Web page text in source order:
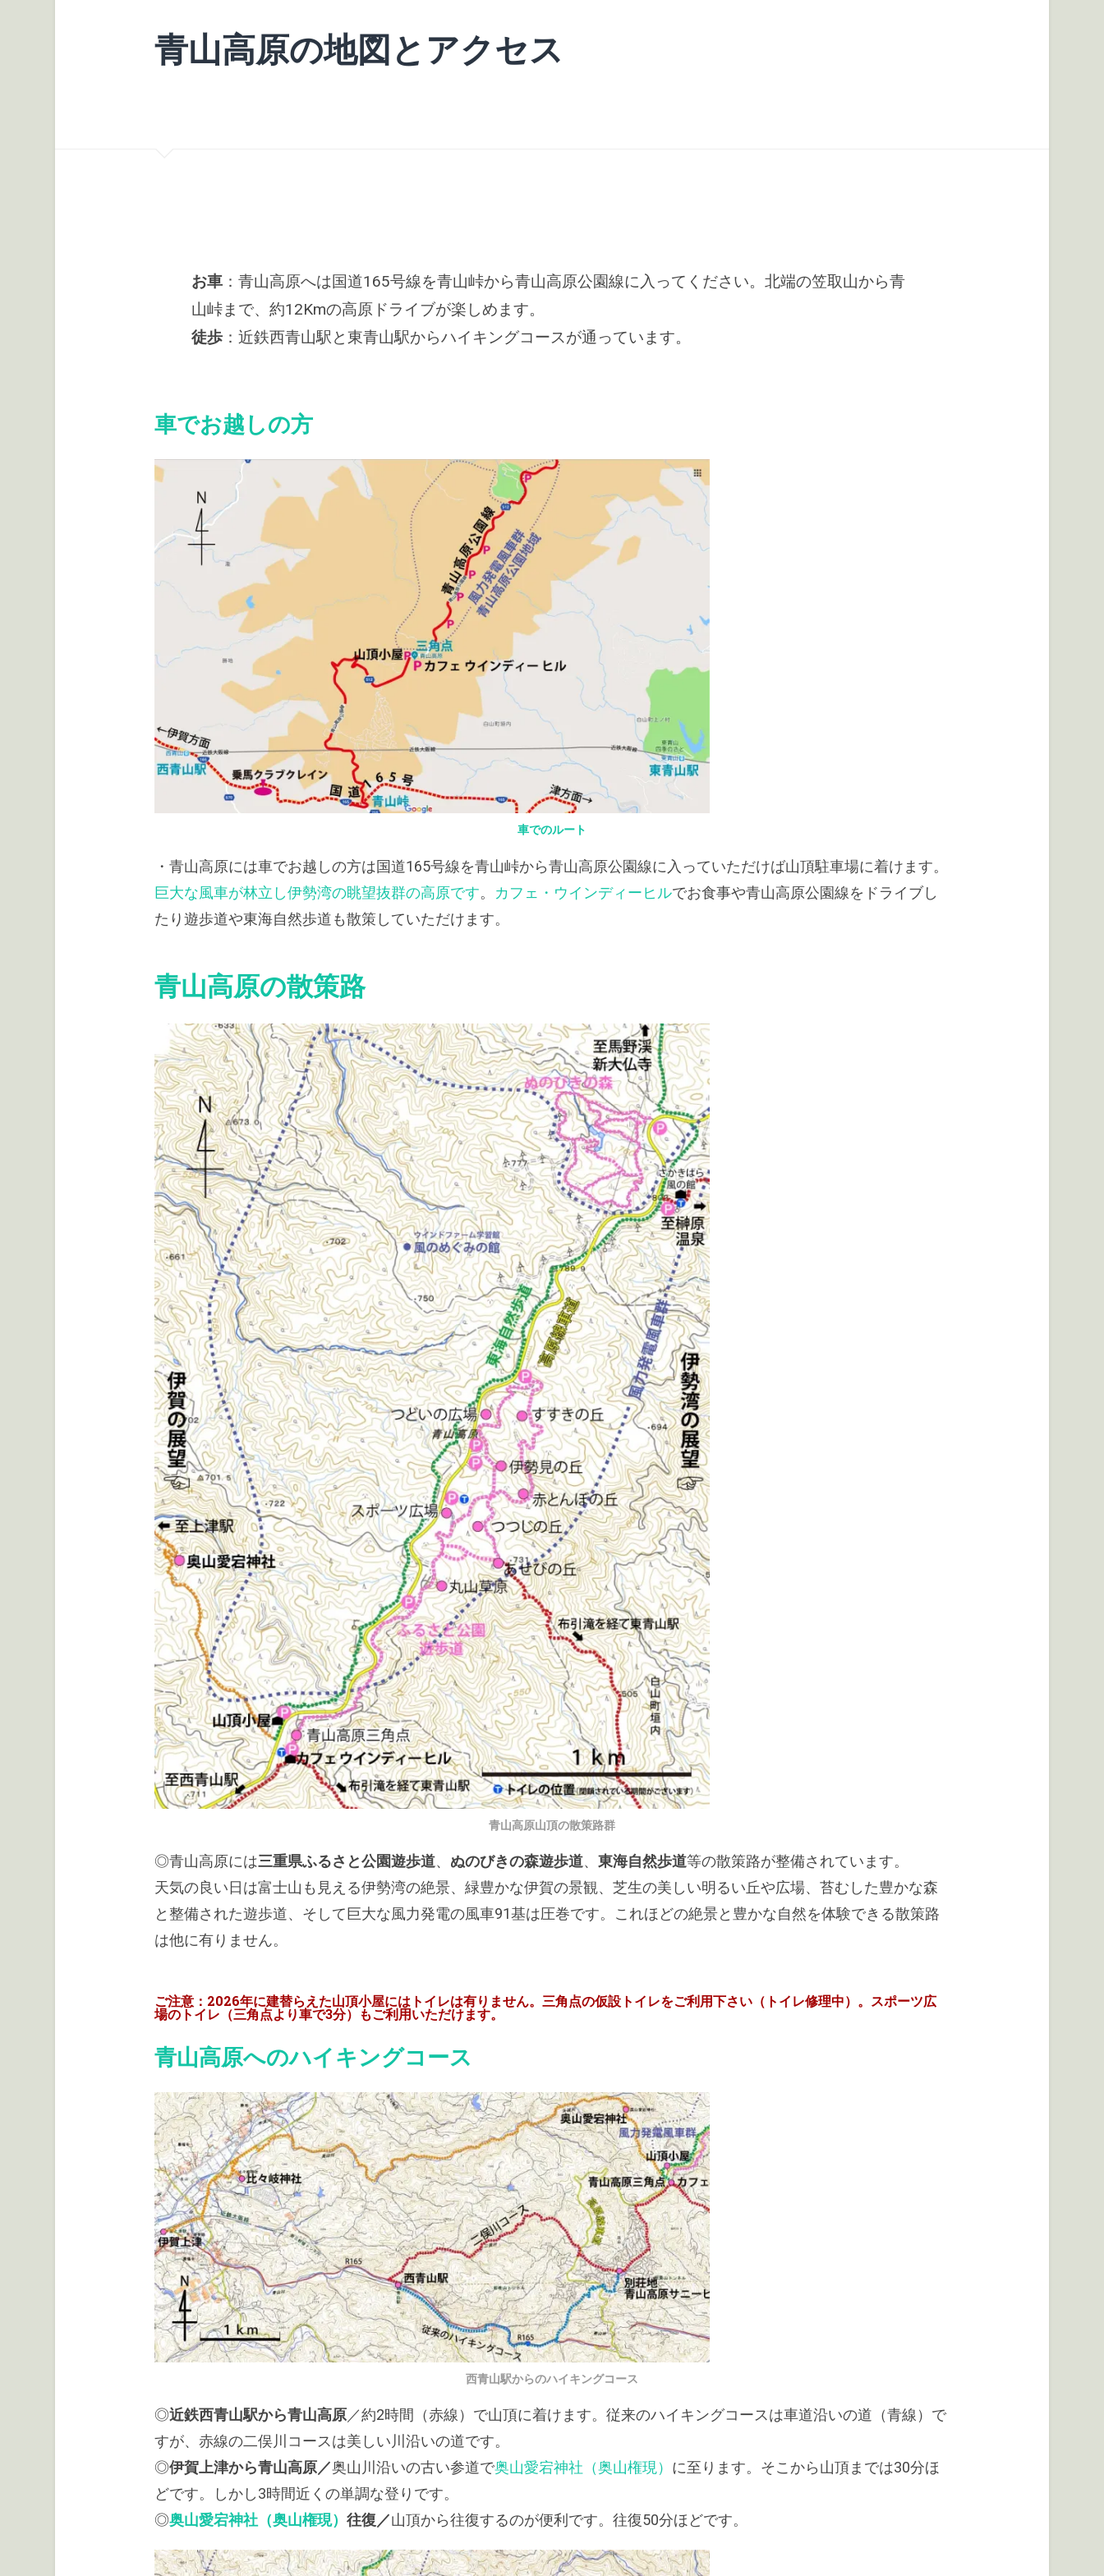
青山高原の地図とアクセス
お車 ：青山高原へは国道165号線を青山峠から青山高原公園線に入ってください。北端の笠取山から青
山峠まで、約12Kmの高原ドライブが楽しめます。
徒歩 ：近鉄西青山駅と東青山駅からハイキングコースが通っています。
車でお越しの方
車でのルート
・青山高原には車でお越しの方は国道165号線を青山峠から青山高原公園線に入っていただけば山頂駐車場に着けます。
巨大な風車が林立し伊勢湾の眺望抜群の高原です。 カフェ・ウインディーヒルでお食事や青山高原公園線をドライブし
たり遊歩道や東海自然歩道も散策していただけます。
青山高原の散策路
青山高原山頂の散策路群
◎青山高原には三重県ふるさと公園遊歩道、 ぬのびきの森遊歩道、東海自然歩道等の散策路が整備されています。
天気の良い日は富士山も見える伊勢湾の絶景、緑豊かな伊賀の景観、芝生の美しい明るい丘や広場、苔むした豊かな森
と整備された遊歩道、そして巨大な風力発電の風車91基は圧巻です。これほどの絶景と豊かな自然を体験できる散策路
は他に有りません。
ご注意：2026年に建替らえた山頂小屋にはトイレは有りません。三角点の仮設トイレをご利用下さい（トイレ修理中）。スポーツ広
場のトイレ（三角点より車で3分）もご利用いただけます。
青山高原へのハイキングコース
西青山駅からのハイキングコース
◎近鉄西青山駅から青山高原／約2時間（赤線）で山頂に着けます。従来のハイキングコースは車道沿いの道（青線）で
すが、赤線の二俣川コースは美しい川沿いの道です。
◎伊賀上津から青山高原／奥山川沿いの古い参道で奥山愛宕神社（奥山権現） に至ります。そこから山頂までは30分ほ
どです。しかし3時間近くの単調な登りです。
◎奥山愛宕神社（奥山権現）往復／山頂から往復するのが便利です。往復50分ほどです。